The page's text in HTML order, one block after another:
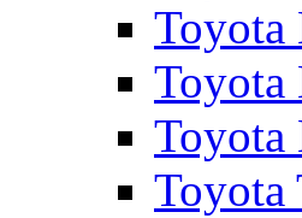
Toyota
Toyota
Toyota
Toyota